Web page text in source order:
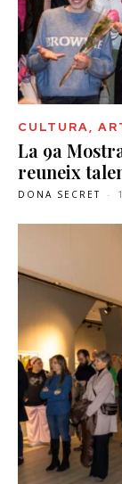
CULTURA,
La 9a
reuneix
DONA SECRET -